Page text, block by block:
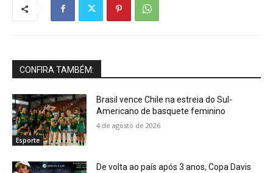
CONFIRA TAMBÉM:
Esporte
Brasil vence Chile na estreia do Sul-
Americano de basquete feminino
4 de agosto de 2026
De volta ao país após 3 anos, Copa Davis